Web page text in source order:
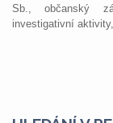
Sb., občanský
investigativní